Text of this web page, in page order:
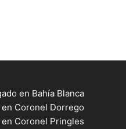
en Bahía Blanca
Coronel Dorrego
Coronel Pringles